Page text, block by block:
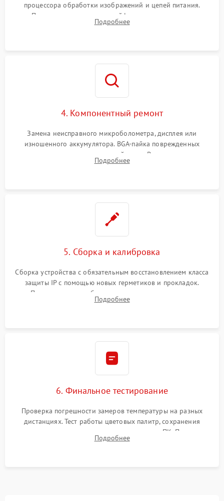
процессора обработки изображений и цепей питания.
Проверка целостности шлейфов, модуля памяти и
интерфейсов связи. Выявление сгоревших SMD-компонентов
Подробнее
4. Компонентный ремонт
Замена неисправного микроболометра, дисплея или
изношенного аккумулятора. BGA-пайка поврежденных
контроллеров на материнской плате. Восстановление
разъемов и кнопок, замена поврежденных элементов
Подробнее
5. Сборка и калибровка
Сборка устройства с обязательным восстановлением класса
защиты IP с помощью новых герметиков и прокладок.
Программная калибровка матрицы по эталонному
абсолютно черному телу для точного измерения температур.
Подробнее
6. Финальное тестирование
Проверка погрешности замеров температуры на разных
дистанциях. Тест работы цветовых палитр, сохранения
термограмм в память и передачи данных на ПК. Проверка
автономности работы и итоговый контроль качества.
Подробнее